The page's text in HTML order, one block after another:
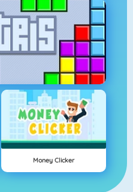
Money Clicker